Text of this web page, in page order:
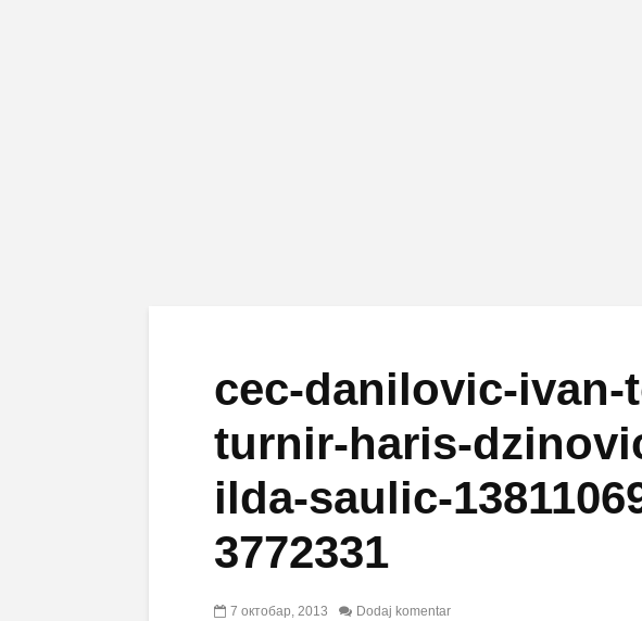
cec-danilovic-ivan-
turnir-haris-
ilda-saulic-
3772331
7 октобар, 2013 Dodaj komentar